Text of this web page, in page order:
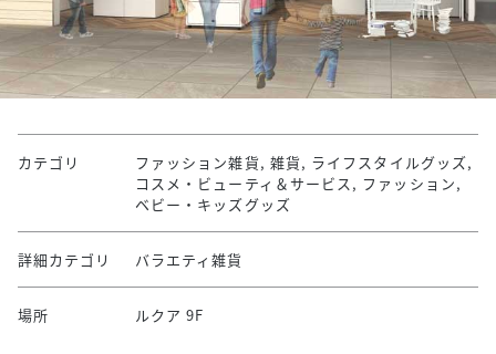
カテゴリ
ファッション雑貨, 雑貨, ライフスタイルグッズ,
コスメ・ビューティ＆サービス, ファッション,
ベビー・キッズグッズ
詳細カテゴリ バラエティ雑貨
場所 ルクア 9F